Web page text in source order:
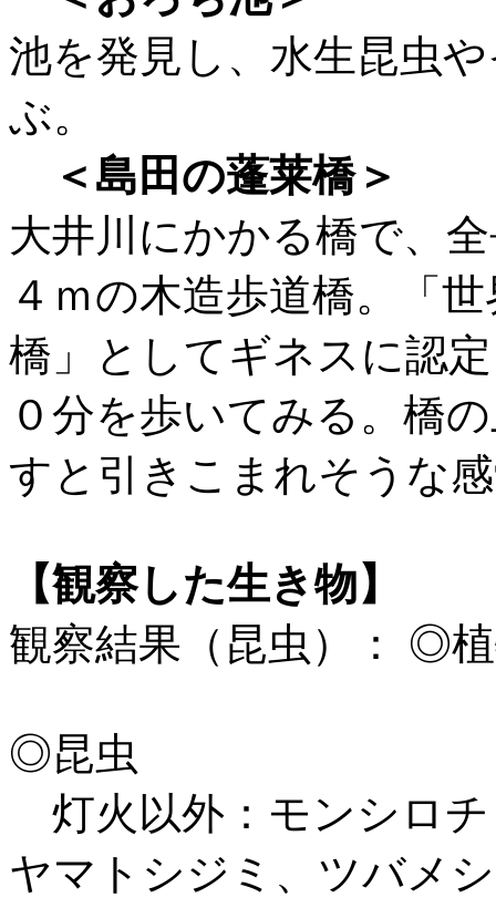
池を発見し、水生昆虫
ぶ。
＜島田の蓬莱橋＞
大井川にかかる橋で、
４ｍの木造歩道橋。「
橋」としてギネスに認
０分を歩いてみる。橋
すと引きこまれそうな
【観察した生き物】
観察結果（昆虫）： ◎
◎昆虫
灯火以外：モンシロ
ヤマトシジミ、ツバメ